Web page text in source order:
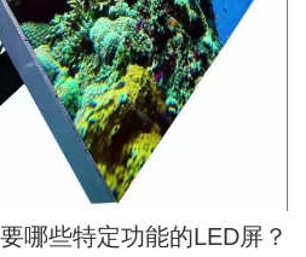
哪些特定功能的LED屏？